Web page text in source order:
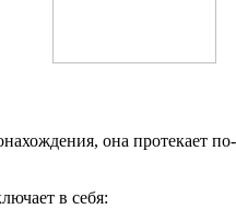
она протекает
в себя: